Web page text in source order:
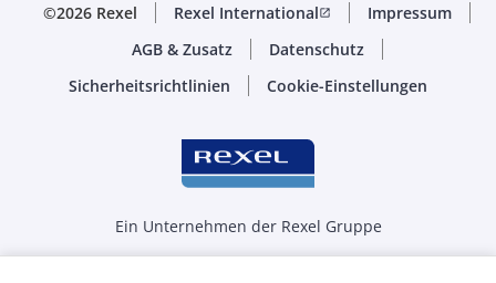
©2026 Rexel Rexel Internationalopen_in_new
Impressum
AGB & Zusatz
Datenschutz
Sicherheitsrichtlinien
Cookie-Einstellungen
Ein Unternehmen der Rexel Gruppe